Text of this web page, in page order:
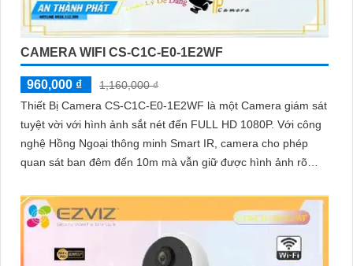
CAMERA WIFI CS-C1C-E0-1E2WF
960,000 ₫
1,160,000 ₫
Thiết Bị Camera CS-C1C-E0-1E2WF là một Camera giám sát
tuyệt vời với hình ảnh sắt nét đến FULL HD 1080P. Với công
nghệ Hồng Ngoại thông minh Smart IR, camera cho phép
quan sát ban đêm đến 10m mà vẫn giữ được hình ảnh rõ